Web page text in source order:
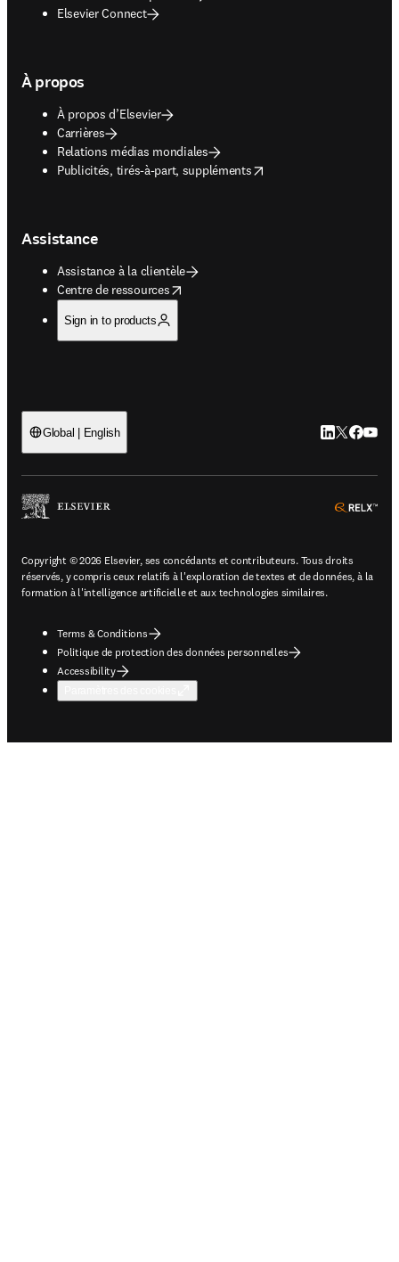
Elsevier Connect
À propos
À propos d’Elsevier
Carrières
Relations médias mondiales
Publicités, tirés-à-part, suppléments
opens in new tab/window
Assistance
Assistance à la clientèle
Centre de ressources
opens in new tab/window
Sign in to products
Global | English LinkedIn
Twitter
Copyright © 2026 Elsevier, ses concédants et contributeurs. Tous droits
réservés, y compris ceux relatifs à l'exploration de textes et de données, à la
formation à l'intelligence artificielle et aux technologies similaires.
Terms & Conditions
Politique de protection des données personnelles
Accessibility